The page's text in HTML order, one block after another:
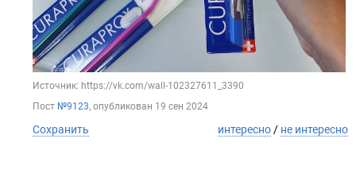
Источник: https://vk.com/wall-102327611_3390
Пост №9123, опубликован 19 сен 2024
Сохранить интересно / не интересно